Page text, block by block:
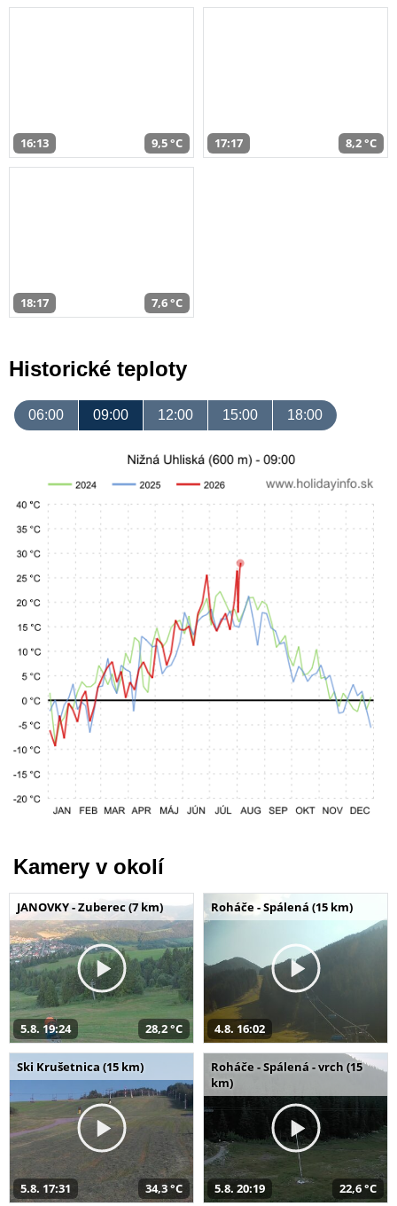
16:13 9,5 °C 17:17 8,2 °C
18:17 7,6 °C
Historické teploty
06:00 09:00 12:00 15:00 18:00
Kamery v okolí
JANOVKY - Zuberec (7 km)
5.8. 19:24 28,2 °C
Roháče - Spálená (15 km)
4.8. 16:02
Ski Krušetnica (15 km)
5.8. 17:31 34,3 °C
Roháče - Spálená - vrch (15
km)
5.8. 20:19 22,6 °C